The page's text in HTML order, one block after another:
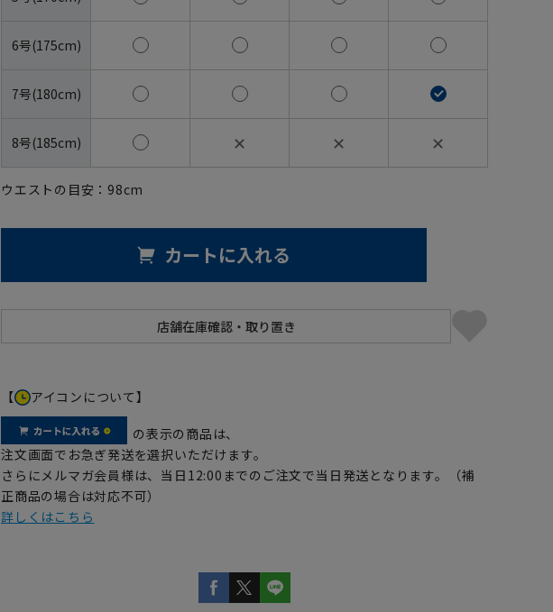
6号(175cm)
7号(180cm)
8号(185cm) ✕ ✕ ✕
ウエストの目安： 98cm
カートに入れる
【 アイコンについて】
の表示の商品は、
注文画面でお急ぎ発送を選択いただけます。
さらにメルマガ会員様は、当日12:00までのご注文で当日発送となります。（補
正商品の場合は対応不可）
詳しくはこちら